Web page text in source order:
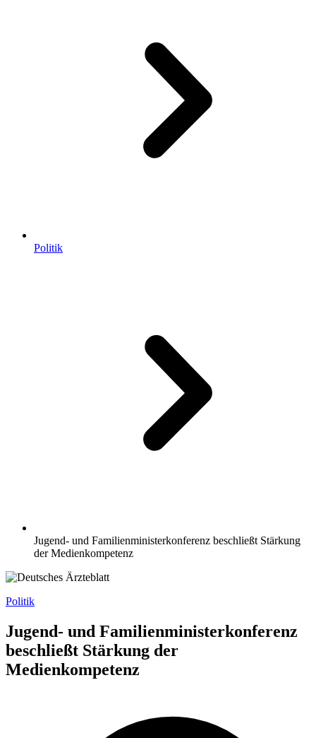
Politik
Jugend- und Familienministerkonferenz beschließt Stärkung
der Medienkompetenz
Politik
Jugend- und Familienministerkonferenz
beschließt Stärkung der
Medienkompetenz